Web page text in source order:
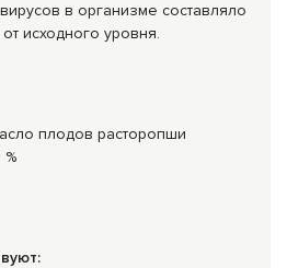
в организме составляло
исходного уровня.
плодов расторопши